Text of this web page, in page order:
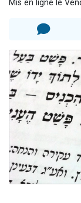
Mis en ligne le